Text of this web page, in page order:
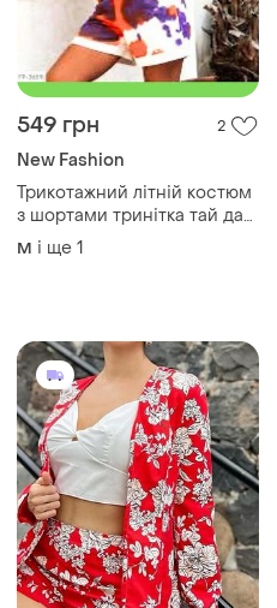
549 грн 2
New Fashion
Трикотажний літній костюм
з шортами тринітка тай дай
р. s, м, l new fashion україна
комплект шорты
M і ще 1